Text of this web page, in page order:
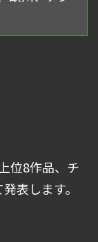
位8作品、チ
表します。